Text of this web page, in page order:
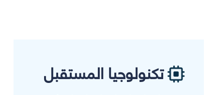
تكنولوجيا المستقبل